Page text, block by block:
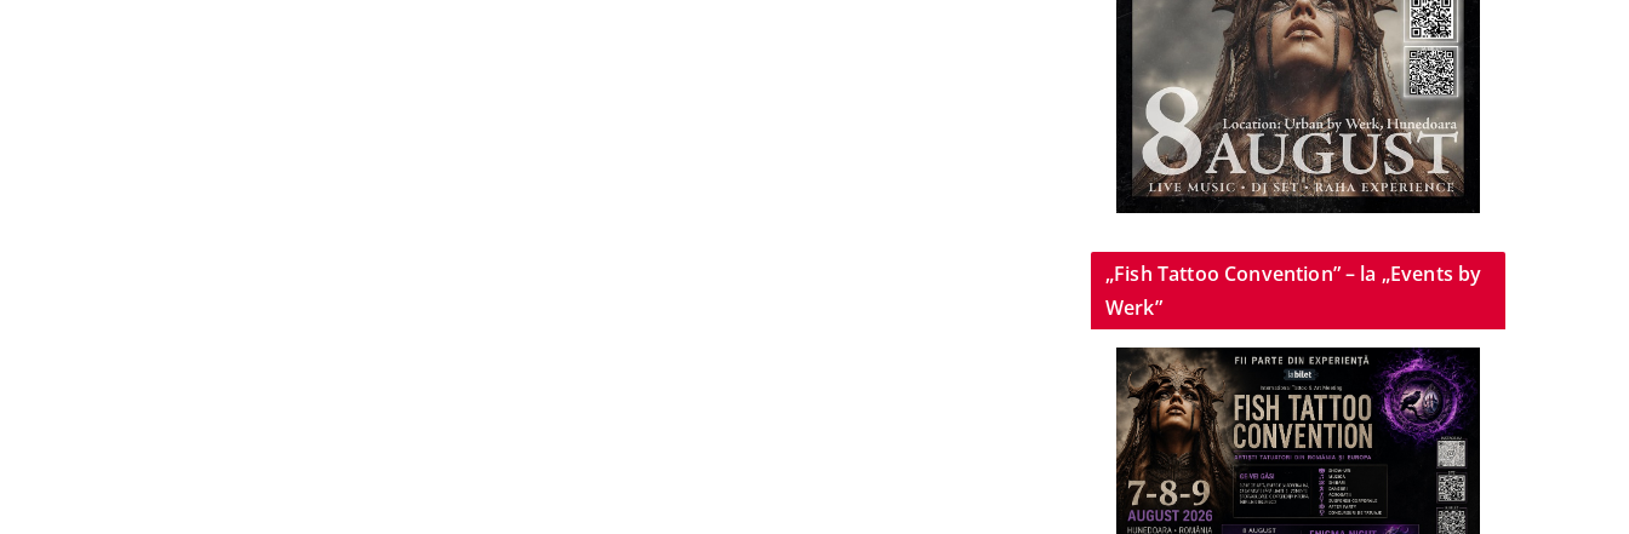
„Fish Tattoo Convention” – la „Events by
Werk”